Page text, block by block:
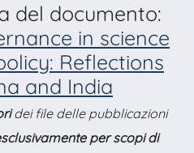
del documento:
in science
Reflections
and India
dei file delle pubblicazioni
per scopi di